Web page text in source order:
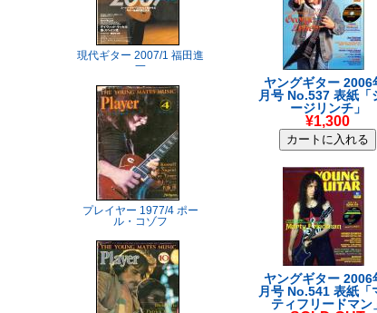
現代ギター 2007/1 福田進
一
プレイヤー 1977/4 ポー
ル・コゾフ
ヤングギター 2006
月号 No.537 表紙「
ージリンチ」
¥1,300
ヤングギター 2006
月号 No.541 表紙「
ティフリードマン